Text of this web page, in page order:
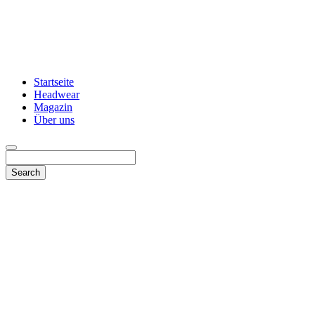
Startseite
Headwear
Magazin
Über uns